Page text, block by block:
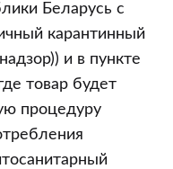
Беларусь с
карантинный
и в пункте
товар будет
процедуру